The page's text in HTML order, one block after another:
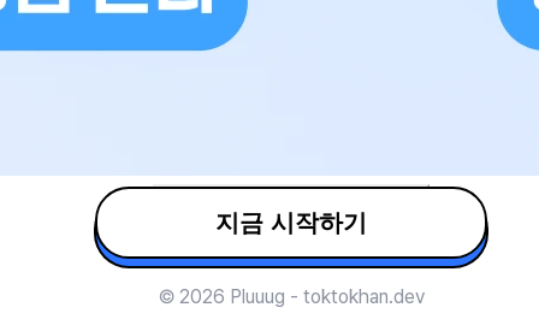
지금 시작하기
© 2026 Pluuug - toktokhan.dev